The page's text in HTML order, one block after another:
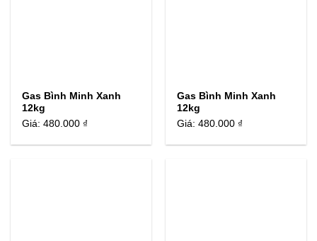
Gas Bình Minh Xanh
12kg
Giá:480.000 ₫
Gas Bình Minh Xanh
12kg
Giá:480.000 ₫